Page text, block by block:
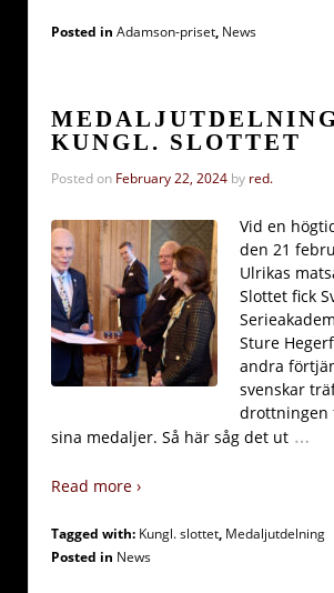
Posted in Adamson-priset, News
KUNGL. SLOTTET
Posted on February 22, 2024 by red.
Vid en
den 21
Ulrikas
Slottet fick
Sture
andra
svenskar
drottningen
sina medaljer. Så här såg det ut …
Read more ›
Tagged with: Kungl. slottet, Medaljutdelning
Posted in News